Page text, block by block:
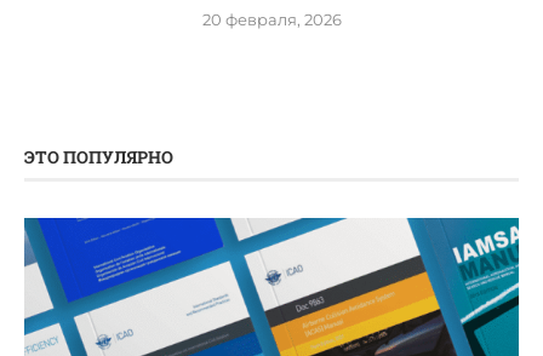
20 февраля, 2026
ЭТО ПОПУЛЯРНО